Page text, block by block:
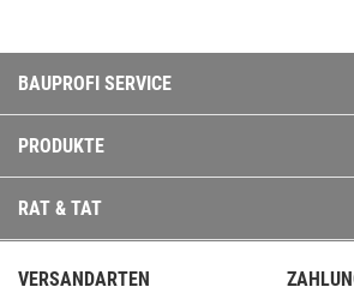
BAUPROFI SERVICE
PRODUKTE
RAT & TAT
VERSANDARTEN